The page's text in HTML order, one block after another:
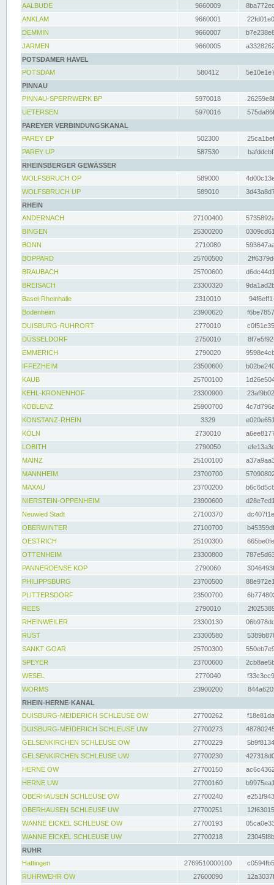
AALBUDE
9660009
ANKLAM
9660001
DEMMIN
9660007
JARMEN
9660005
POTSDAMER HAVEL
POTSDAM
580412
PINNAU
PINNAU-SPERRWERK BP
5970018
UETERSEN
5970016
PAREYER VERBINDUNGSKANAL
PAREY EP
502300
PAREY UP
587530
RHEINSBERGER GEWÄSSER
WOLFSBRUCH OP
589000
WOLFSBRUCH UP
589010
RHEIN
ANDERNACH
27100400
BINGEN
25300200
BONN
2710080
BOPPARD
25700500
BRAUBACH
25700600
BREISACH
23300320
Basel-Rheinhalle
2310010
Bodenheim
23900620
DUISBURG-RUHRORT
2770010
DÜSSELDORF
2750010
EMMERICH
2790020
IFFEZHEIM
23500600
KAUB
25700100
KEHL-KRONENHOF
23300900
KOBLENZ
25900700
KONSTANZ-RHEIN
3329
KÖLN
2730010
LOBITH
2790050
MAINZ
25100100
MANNHEIM
23700700
MAXAU
23700200
NIERSTEIN-OPPENHEIM
23900600
Neuwied Stadt
27100370
OBERWINTER
27100700
OESTRICH
25100300
OTTENHEIM
23300800
PANNERDENSE KOP
2790060
PHILIPPSBURG
23700500
PLITTERSDORF
23500700
REES
2790010
RHEINWEILER
23300130
RUST
23300580
SANKT GOAR
25700300
SPEYER
23700600
WESEL
2770040
WORMS
23900200
RHEIN-HERNE-KANAL
DUISBURG-MEIDERICH SCHLEUSE OW
27700262
DUISBURG-MEIDERICH SCHLEUSE UW
27700273
GELSENKIRCHEN SCHLEUSE OW
27700229
GELSENKIRCHEN SCHLEUSE UW
27700230
HERNE OW
27700150
HERNE UW
27700160
OBERHAUSEN SCHLEUSE OW
27700240
OBERHAUSEN SCHLEUSE UW
27700251
WANNE EICKEL SCHLEUSE OW
27700193
WANNE EICKEL SCHLEUSE UW
27700218
RUHR
Hattingen
2769510000100
RUHRWEHR OW
27600090